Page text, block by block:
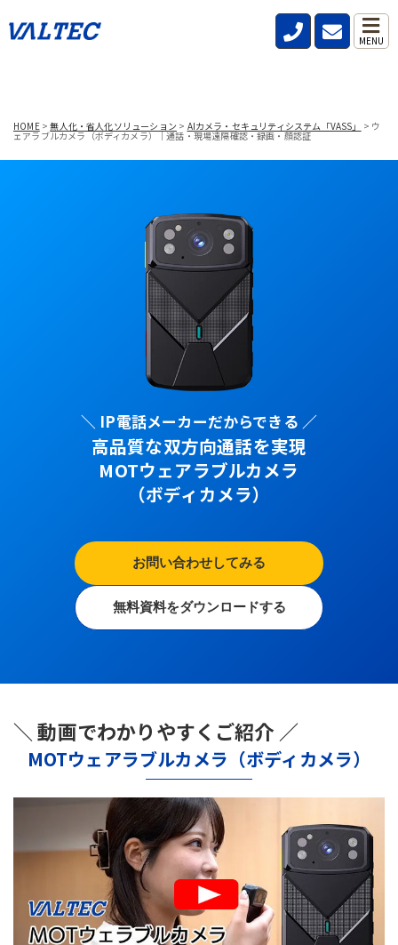
MENU
HOME>無人化・省人化ソリューション > AIカメラ・セキュリティシステム「VASS」 > ウ
ェアラブルカメラ（ボディカメラ）｜通話・現場遠隔確認・録画・顔認証
＼ IP電話メーカーだからできる ／
高品質な双方向通話を実現
MOTウェアラブルカメラ
（ボディカメラ）
お問い合わせしてみる
無料資料をダウンロードする
＼ 動画でわかりやすくご紹介 ／
MOTウェアラブルカメラ（ボディカメラ）